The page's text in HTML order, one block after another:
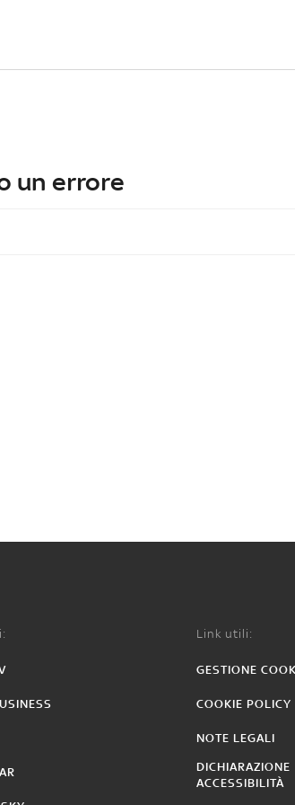
un errore
Link utili:
GESTIONE
COOKIE POLICY
NOTE LEGALI
DICHIARAZIONE
ACCESSIBILITÀ